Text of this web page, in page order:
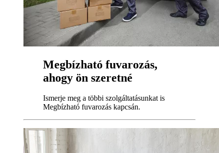
Megbízható fuvarozás,
ahogy ön szeretné
Ismerje meg a többi szolgáltatásunkat is
Megbízható fuvarozás kapcsán.